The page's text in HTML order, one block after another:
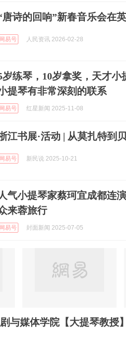
唐诗的回响”新春音乐会在
网易号 人民资讯 2026-02-28
岁练琴，10岁拿奖，天才
提琴有非常深刻的联系
网易号 红星新闻 2025-11-08
江书展·活动 | 从莫扎特到
网易号 新民说 2025-10-21
人气小提琴家蔡珂宜成都连
来蓉旅行
网易号 封面新闻 2025-07-05
与媒体学院【大提琴教授